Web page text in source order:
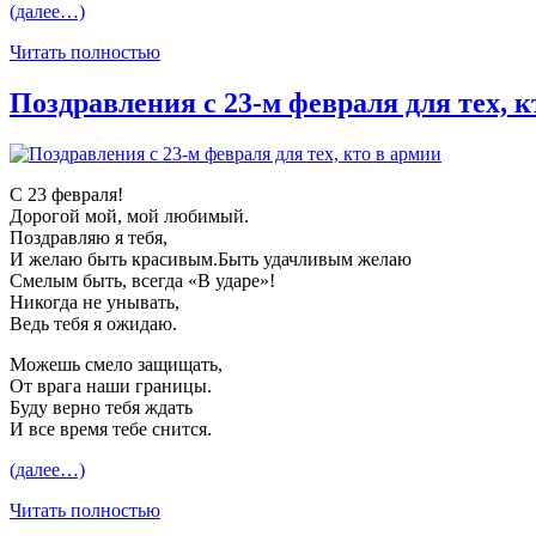
(далее…)
Читать полностью
Поздравления с 23-м февраля для тех,
С 23 февраля!
Дорогой мой, мой любимый.
Поздравляю я тебя,
И желаю быть красивым.Быть удачливым желаю
Смелым быть, всегда «В ударе»!
Никогда не унывать,
Ведь тебя я ожидаю.
Можешь смело защищать,
От врага наши границы.
Буду верно тебя ждать
И все время тебе снится.
(далее…)
Читать полностью